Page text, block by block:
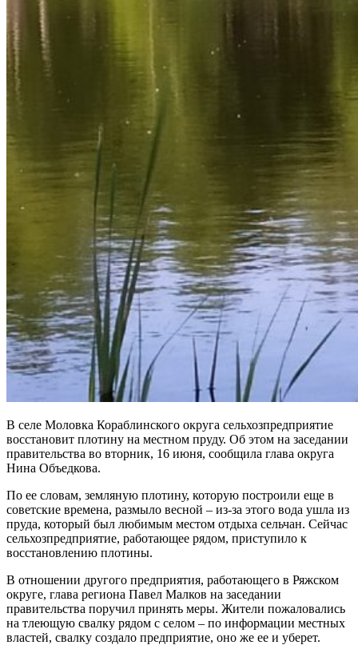
В селе Моловка Кораблинского округа сельхозпредприятие
восстановит плотину на местном пруду. Об этом на заседании
правительства во вторник, 16 июня, сообщила глава округа
Нина Объедкова.
По ее словам, земляную плотину, которую построили еще в
советские времена, размыло весной – из-за этого вода ушла из
пруда, который был любимым местом отдыха сельчан. Сейчас
сельхозпредприятие, работающее рядом, приступило к
восстановлению плотины.
В отношении другого предприятия, работающего в Ряжском
округе, глава региона Павел Малков на заседании
правительства поручил принять меры. Жители пожаловались
на тлеющую свалку рядом с селом – по информации местных
властей, свалку создало предприятие, оно же ее и уберет.